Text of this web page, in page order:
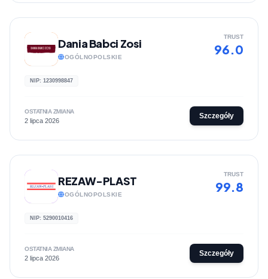
Dania Babci Zosi
OGÓLNOPOLSKIE
TRUST
96.0
NIP: 1230998847
OSTATNIA ZMIANA
2 lipca 2026
Szczegóły
REZAW-PLAST
OGÓLNOPOLSKIE
TRUST
99.8
NIP: 5290010416
OSTATNIA ZMIANA
2 lipca 2026
Szczegóły